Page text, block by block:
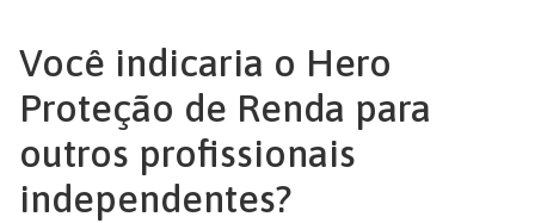
Você indicaria o Hero
Proteção de Renda para
outros profissionais
independentes?